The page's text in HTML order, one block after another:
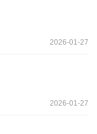
2026-01-27
2026-01-27